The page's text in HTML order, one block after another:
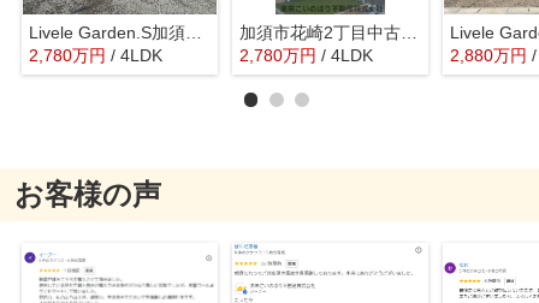
Livele Garden.S加須市多門寺4号棟
2,780万円 / 4LDK
加須市花崎2丁目中古戸建て
2,780万円 / 4LDK 2,880万円
お客様の声